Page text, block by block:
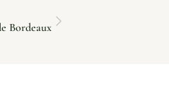
Bordeaux